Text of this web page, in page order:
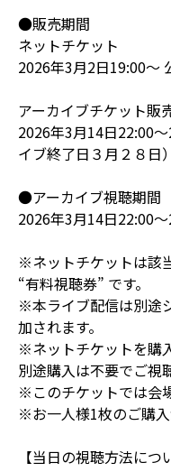
●販売期間
ネットチケット
2026年3月2日19:00～
アーカイブチケット販
2026年3月14日22:00
イブ終了日３月２８日）
●アーカイブ視聴期間
2026年3月14日22:00
※ネットチケットは該
“有料視聴券” です。
※本ライブ配信は別途
加されます。
※ネットチケットを購
別途購入は不要でご視
※このチケットでは会
※お一人様1枚のご購入
【当日の視聴方法につ